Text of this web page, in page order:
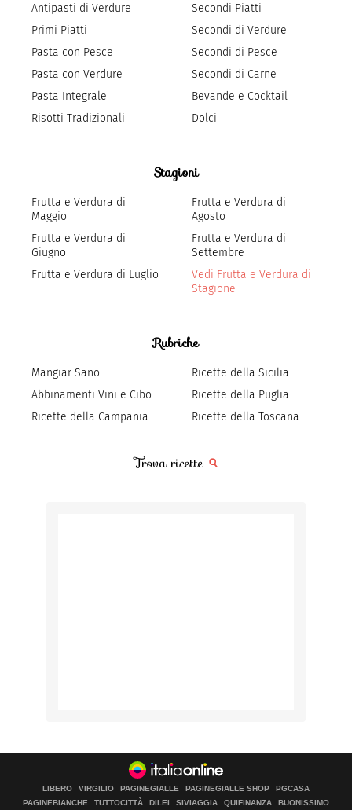
Antipasti di Verdure
Primi Piatti
Pasta con Pesce
Pasta con Verdure
Pasta Integrale
Risotti Tradizionali
Secondi Piatti
Secondi di Verdure
Secondi di Pesce
Secondi di Carne
Bevande e Cocktail
Dolci
Stagioni
Frutta e Verdura di
Maggio
Frutta e Verdura di
Giugno
Frutta e Verdura di Luglio
Frutta e Verdura di
Agosto
Frutta e Verdura di
Settembre
Vedi Frutta e Verdura di
Stagione
Rubriche
Mangiar Sano
Abbinamenti Vini e Cibo
Ricette della Campania
Ricette della Sicilia
Ricette della Puglia
Ricette della Toscana
Trova ricette
LIBERO VIRGILIO PAGINEGIALLE PAGINEGIALLE SHOP
PGCASA
PAGINEBIANCHE
TUTTOCITTÀ DILEI SIVIAGGIA QUIFINANZA BUONISSIMO